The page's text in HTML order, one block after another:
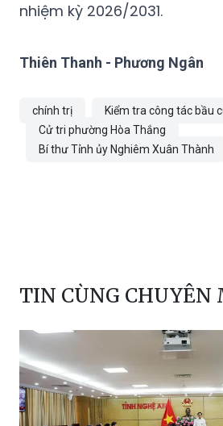
nhiệm kỳ 2026/2031.
Thiên Thanh - Phương Ngân
chính trị
Kiểm tra công tác bầu
Cử tri phường Hòa Thắng
Bí thư Tỉnh ủy Nghiêm Xuân Thành
TIN CÙNG CHUYÊN